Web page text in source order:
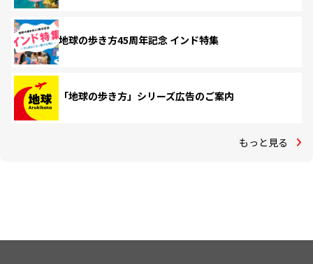
地球の歩き方45周年記念 インド特集
「地球の歩き方」シリーズ広告のご案内
もっと見る